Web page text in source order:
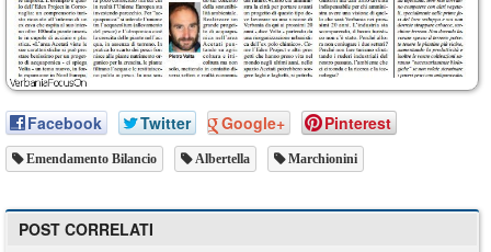
Facebook Twitter Google+ Pinterest
Emendamento Bilancio Albertella Marchionini
POST CORRELATI